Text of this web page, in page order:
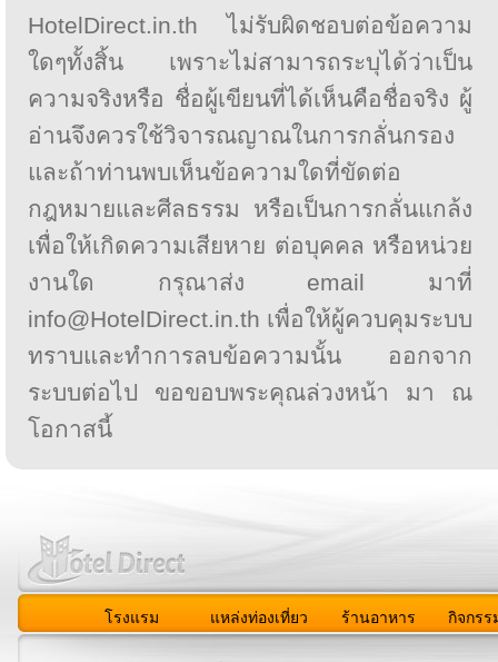
HotelDirect.in.th ไม่รับผิดชอบต่อข้อความ
ใดๆทั้งสิ้น เพราะไม่สามารถระบุได้ว่าเป็น
ความจริงหรือ ชื่อผู้เขียนที่ได้เห็นคือชื่อจริง ผู้
อ่านจึงควรใช้วิจารณญาณในการกลั่นกรอง
และถ้าท่านพบเห็นข้อความใดที่ขัดต่อ
กฎหมายและศีลธรรม หรือเป็นการกลั่นแกล้ง
เพื่อให้เกิดความเสียหาย ต่อบุคคล หรือหน่วย
งานใด กรุณาส่ง email มาที่
info@HotelDirect.in.th เพื่อให้ผู้ควบคุมระบบ
ทราบและทำการลบข้อความนั้น ออกจาก
ระบบต่อไป ขอขอบพระคุณล่วงหน้า มา ณ
โอกาสนี้
โรงแรม แหล่งท่องเที่ยว ร้านอาหาร กิจกรร